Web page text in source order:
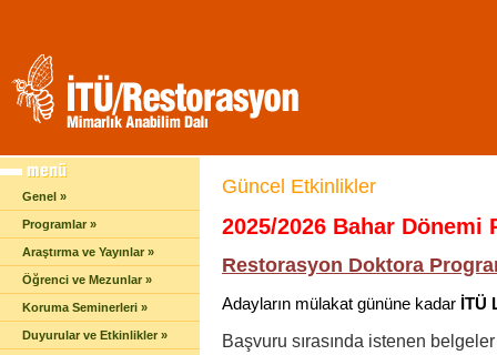
Genel »
Programlar »
Araştırma ve Yayınlar »
Öğrenci ve Mezunlar »
Koruma Seminerleri »
Duyurular ve Etkinlikler »
Güncel Etkinlikler
2025/2026 Bahar Dönemi
Restorasyon Doktora
Adayların mülakat gününe kadar İTÜ
Başvuru sırasında istenen